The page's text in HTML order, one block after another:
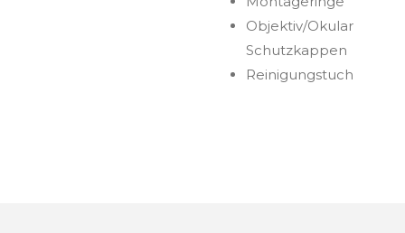
Objektiv/Okular
Schutzkappen
Reinigungstuch